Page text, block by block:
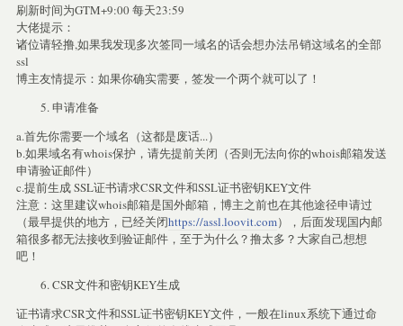
刷新时间为GTM+9:00 每天23:59
大佬提示：
诸位请轻撸,如果我发现多次签同一域名的话会想办法吊销这域名的全部
ssl
博主友情提示：如果你确实需要，签发一个两个就可以了！
申请准备
a.首先你需要一个域名（这都是废话...）
b.如果域名有whois保护，请先提前关闭（否则无法向你的whois邮箱发送
申请验证邮件）
c.提前生成 SSL证书请求CSR文件和SSL证书密钥KEY文件
注意：这里建议whois邮箱是国外邮箱，博主之前也在其他途径申请过
（最早提供的地方，已经关闭https://assl.loovit.com），后面发现国内邮
箱很多都无法接收到验证邮件，至于为什么？撸太多？大家自己想想
吧！
CSR文件和密钥KEY生成
证书请求CSR文件和SSL证书密钥KEY文件，一般在linux系统下通过命